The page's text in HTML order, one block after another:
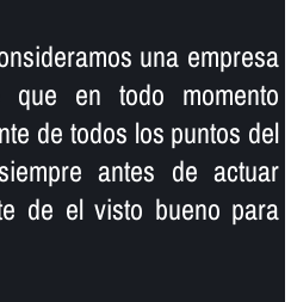
una empresa
que en todo momento
de todos los puntos del
antes de actuar
de el visto bueno para